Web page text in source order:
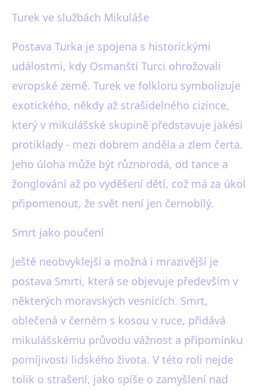
Turek ve službách Mikuláše
Postava Turka je spojena s historickými
událostmi, kdy Osmanští Turci ohrožovali
evropské země. Turek ve folkloru symbolizuje
exotického, někdy až strašidelného cizince,
který v mikulášské skupině představuje jakési
protiklady - mezi dobrem anděla a zlem čerta.
Jeho úloha může být různorodá, od tance a
žonglování až po vyděšení dětí, což má za úkol
připomenout, že svět není jen černobílý.
Smrt jako poučení
Ještě neobvyklejší a možná i mrazivější je
postava Smrti, která se objevuje především v
některých moravských vesnicích. Smrt,
oblečená v černém s kosou v ruce, přidává
mikulášskému průvodu vážnost a připomínku
pomíjivosti lidského života. V této roli nejde
tolik o strašení, jako spíše o zamyšlení nad